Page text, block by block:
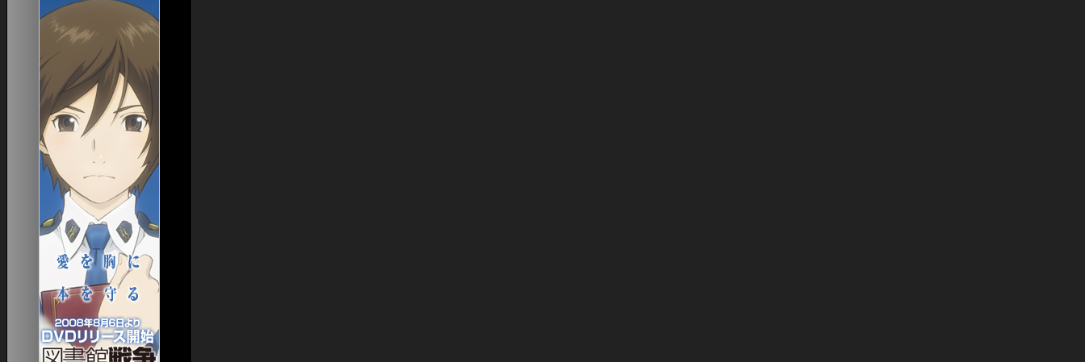
from
fromJesuren
fromスーパーコピーアク
セサリー750
エルメス横浜駅
fromRobertfum
logitec NAS
from日本超人気スーパー
コピーブランド専門店
SkyDeckBrisbane
newestcasinos
from
doestheslotmachineworkdiffertlyifyouput$20or$110in
from
verifiedonlinecasinosaustralia
日本語版特設
アドベンチャーパック
Splitpaw Saga
Splitpaw Saga購入
Bloodline Chronicles
拡張ディスク
Desert of Flames
ニュース
EQII 徒然News
EQIIJE 初心者スレ まとめサイト
各種EQ2アンテナ
家具特化サイト
4Gamer
ブローカー価格情報
画面表示オプション設定ガイド
OHVITAE
EQ2Interface
スペル＆アーツ
EQ2 Spells III
EQ2 Craft
アーティザン
ら・もずくなEQ2
EQ2 Artisan